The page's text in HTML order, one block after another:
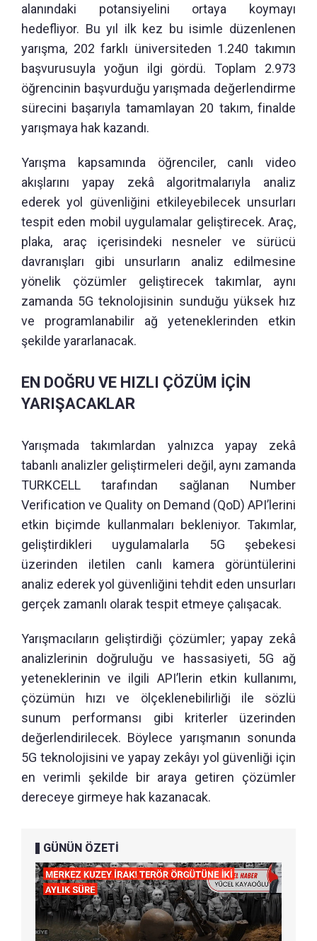
alanındaki potansiyelini ortaya koymayı
hedefliyor. Bu yıl ilk kez bu isimle düzenlenen
yarışma, 202 farklı üniversiteden 1.240 takımın
başvurusuyla yoğun ilgi gördü. Toplam 2.973
öğrencinin başvurduğu yarışmada değerlendirme
sürecini başarıyla tamamlayan 20 takım, finalde
yarışmaya hak kazandı.
Yarışma kapsamında öğrenciler, canlı video
akışlarını yapay zekâ algoritmalarıyla analiz
ederek yol güvenliğini etkileyebilecek unsurları
tespit eden mobil uygulamalar geliştirecek. Araç,
plaka, araç içerisindeki nesneler ve sürücü
davranışları gibi unsurların analiz edilmesine
yönelik çözümler geliştirecek takımlar, aynı
zamanda 5G teknolojisinin sunduğu yüksek hız
ve programlanabilir ağ yeteneklerinden etkin
şekilde yararlanacak.
EN DOĞRU VE HIZLI ÇÖZÜM İÇİN
YARIŞACAKLAR
Yarışmada takımlardan yalnızca yapay zekâ
tabanlı analizler geliştirmeleri değil, aynı zamanda
TURKCELL tarafından sağlanan Number
Verification ve Quality on Demand (QoD) API’lerini
etkin biçimde kullanmaları bekleniyor. Takımlar,
geliştirdikleri uygulamalarla 5G şebekesi
üzerinden iletilen canlı kamera görüntülerini
analiz ederek yol güvenliğini tehdit eden unsurları
gerçek zamanlı olarak tespit etmeye çalışacak.
Yarışmacıların geliştirdiği çözümler; yapay zekâ
analizlerinin doğruluğu ve hassasiyeti, 5G ağ
yeteneklerinin ve ilgili API’lerin etkin kullanımı,
çözümün hızı ve ölçeklenebilirliği ile sözlü
sunum performansı gibi kriterler üzerinden
değerlendirilecek. Böylece yarışmanın sonunda
5G teknolojisini ve yapay zekâyı yol güvenliği için
en verimli şekilde bir araya getiren çözümler
dereceye girmeye hak kazanacak.
GÜNÜN ÖZETİ